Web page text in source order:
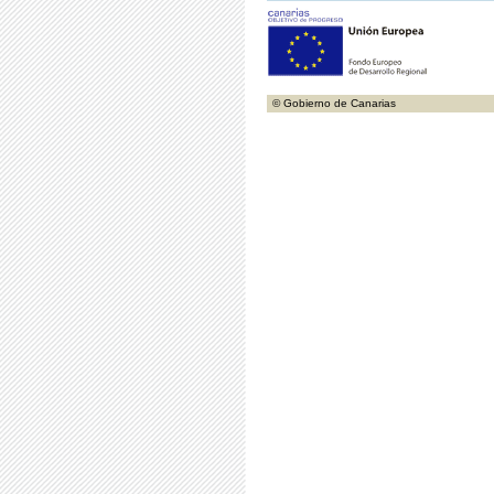
© Gobierno de Canarias